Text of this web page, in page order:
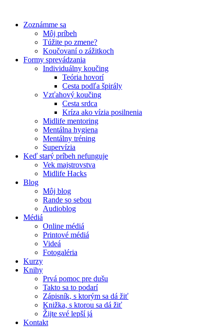
obsah
Zoznámme sa
Môj príbeh
Túžite po zmene?
Koučovaní o zážitkoch
Formy sprevádzania
Individuálny koučing
Teória hovorí
Cesta podľa špirály
Vzťahový koučing
Cesta srdca
Kríza ako vízia posilnenia
Midlife mentoring
Mentálna hygiena
Mentálny tréning
Supervízia
Keď starý príbeh nefunguje
Vek majstrovstva
Midlife Hacks
Blog
Môj blog
Rande so sebou
Audioblog
Médiá
Online médiá
Printové médiá
Videá
Fotogaléria
Kurzy
Knihy
Prvá pomoc pre dušu
Takto sa to podarí
Zápisník, s ktorým sa dá žiť
Knižka, s ktorou sa dá žiť
Žijte své lepší já
Kontakt